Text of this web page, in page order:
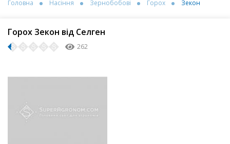
Головна Насіння Зернобобові Горох Зекон
Горох Зекон від Селген
262